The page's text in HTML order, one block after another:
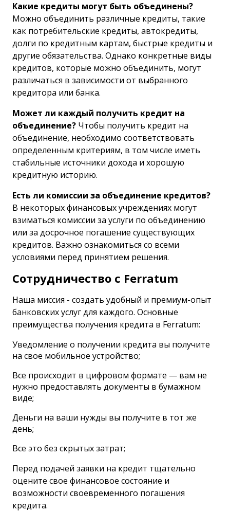
Какие кредиты могут быть объединены?
Можно объединить различные кредиты, такие
как потребительские кредиты, автокредиты,
долги по кредитным картам, быстрые кредиты и
другие обязательства. Однако конкретные виды
кредитов, которые можно объединить, могут
различаться в зависимости от выбранного
кредитора или банка.
Может ли каждый получить кредит на
объединение? Чтобы получить кредит на
объединение, необходимо соответствовать
определенным критериям, в том числе иметь
стабильные источники дохода и хорошую
кредитную историю.
Есть ли комиссии за объединение кредитов?
В некоторых финансовых учреждениях могут
взиматься комиссии за услуги по объединению
или за досрочное погашение существующих
кредитов. Важно ознакомиться со всеми
условиями перед принятием решения.
Сотрудничество с Ferratum
Наша миссия - создать удобный и премиум-опыт
банковских услуг для каждого. Основные
преимущества получения кредита в Ferratum:
Уведомление о получении кредита вы получите
на свое мобильное устройство;
Все происходит в цифровом формате — вам не
нужно предоставлять документы в бумажном
виде;
Деньги на ваши нужды вы получите в тот же
день;
Все это без скрытых затрат;
Перед подачей заявки на кредит тщательно
оцените свое финансовое состояние и
возможности своевременного погашения
кредита.